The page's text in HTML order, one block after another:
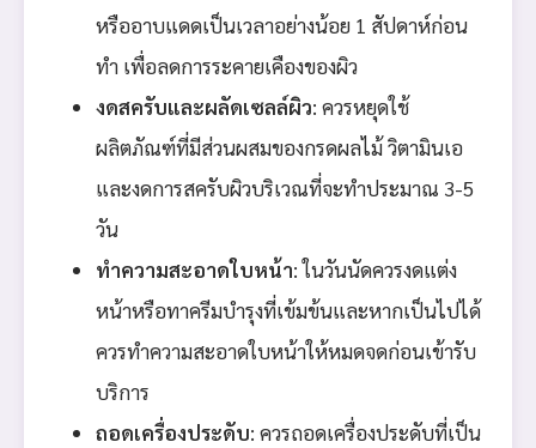
หรืออาบแดดเป็นเวลาอย่างน้อย 1 สัปดาห์ก่อน
ทำ เพื่อลดการระคายเคืองของผิว
งดสครับและผลัดเซลล์ผิว: ควรหยุดใช้
ผลิตภัณฑ์ที่มีส่วนผสมของกรดผลไม้ วิตามินเอ
และงดการสครับผิวบริเวณที่จะทำประมาณ 3-5
วัน
ทำความสะอาดใบหน้า: ในวันนัดควรงดแต่ง
หน้าหรือทาครีมบำรุงที่เข้มข้นและหากเป็นไปได้
ควรทำความสะอาดใบหน้าให้หมดจดก่อนเข้ารับ
บริการ
ถอดเครื่องประดับ: ควรถอดเครื่องประดับที่เป็น